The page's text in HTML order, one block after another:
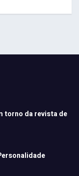
torno da revista de